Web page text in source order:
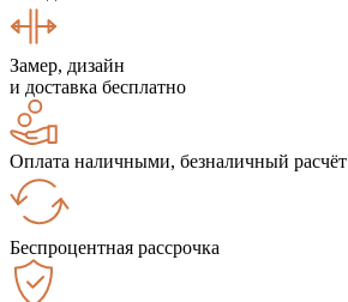
Замер, дизайн
и доставка бесплатно
Оплата наличными, безналичный расчёт
Беспроцентная рассрочка